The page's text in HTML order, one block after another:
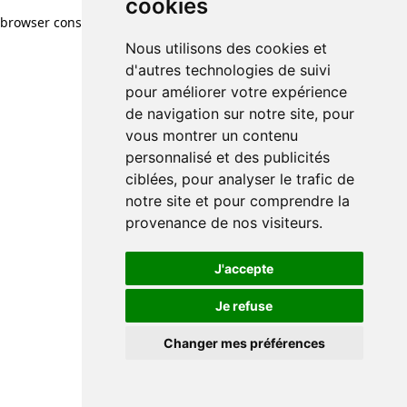
cookies
Nous utilisons des cookies et
d'autres technologies de suivi
pour améliorer votre expérience
de navigation sur notre site, pour
vous montrer un contenu
personnalisé et des publicités
ciblées, pour analyser le trafic de
notre site et pour comprendre la
provenance de nos visiteurs.
J'accepte
Je refuse
Changer mes préférences
browser console for more information)